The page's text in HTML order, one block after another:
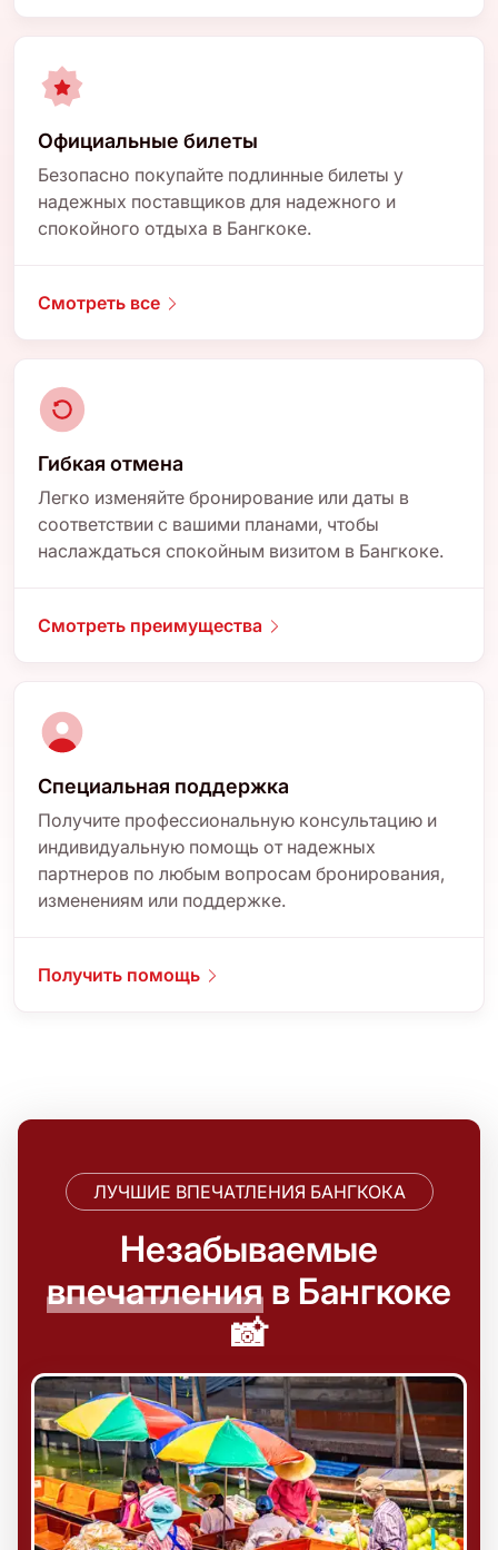
Официальные билеты
Безопасно покупайте подлинные билеты у
надежных поставщиков для надежного и
спокойного отдыха в Бангкоке.
Смотреть все
Гибкая отмена
Легко изменяйте бронирование или даты в
соответствии с вашими планами, чтобы
наслаждаться спокойным визитом в Бангкоке.
Смотреть преимущества
Специальная поддержка
Получите профессиональную консультацию и
индивидуальную помощь от надежных
партнеров по любым вопросам бронирования,
изменениям или поддержке.
Получить помощь
ЛУЧШИЕ ВПЕЧАТЛЕНИЯ БАНГКОКА
Незабываемые
впечатления в Бангкоке
📸